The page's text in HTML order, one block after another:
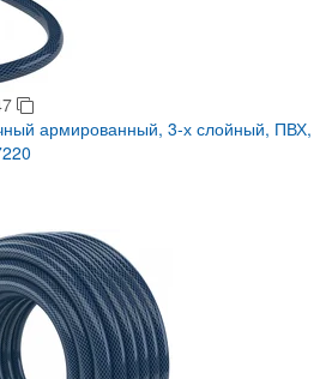
армированный, 3-х слойный, ПВХ,